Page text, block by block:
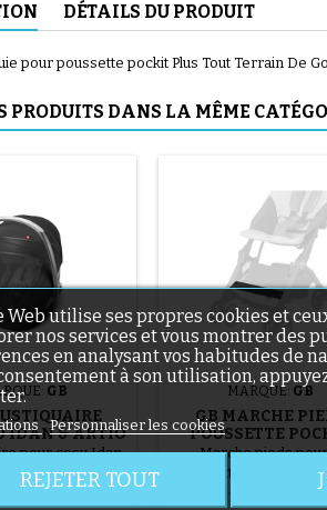
DÉTAILS DU PRODUIT
pour poussette pockit Plus Tout Terrain De
PRODUITS DANS LA MÊME
GB
IDAN & ARTIO
pour cosy Idan
protéger bébé
balades !
MARQUE: GB
GB MARCHE
POUSSETTE
PLUS, POCKIT
Marche pieds
poussette Pockit+,
terrain de GoodBaby.
Web utilise ses propres cookies et
nos services et vous montrer des
en analysant vos habitudes de
à son utilisation,
Personnaliser les cookies
REJETER TOUT